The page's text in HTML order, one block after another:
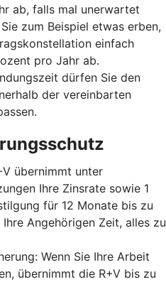
ab, falls mal unerwartet
zum Beispiel etwas erben,
einfach
pro Jahr ab.
dürfen Sie den
der vereinbarten
übernimmt unter
Ihre Zinsrate sowie 1
für 12 Monate bis zu
Angehörigen Zeit, alles zu
Wenn Sie Ihre Arbeit
übernimmt die R+V bis zu